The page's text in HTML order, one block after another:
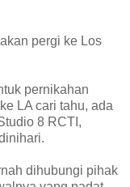
pergi ke Los
pernikahan
LA cari tahu, ada
8 RCTI,
dihubungi pihak